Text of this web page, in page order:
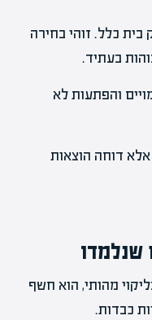
כלל. זוהי בחירה
בעתיד.
והפתעות לא
אלא דוחה הוצאות
מהותי, הוא חשף
כבדות.